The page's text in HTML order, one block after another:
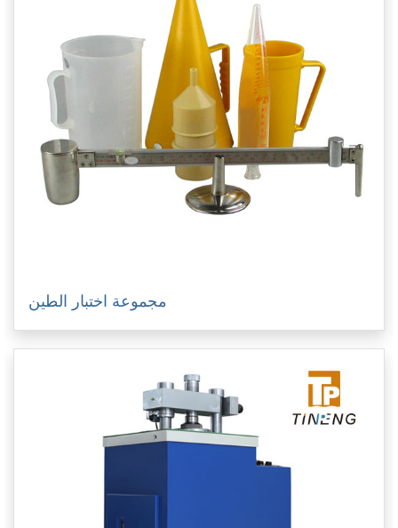
مجموعة اختبار الطين